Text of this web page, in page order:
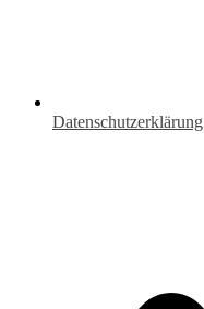
Datenschutzerklärung